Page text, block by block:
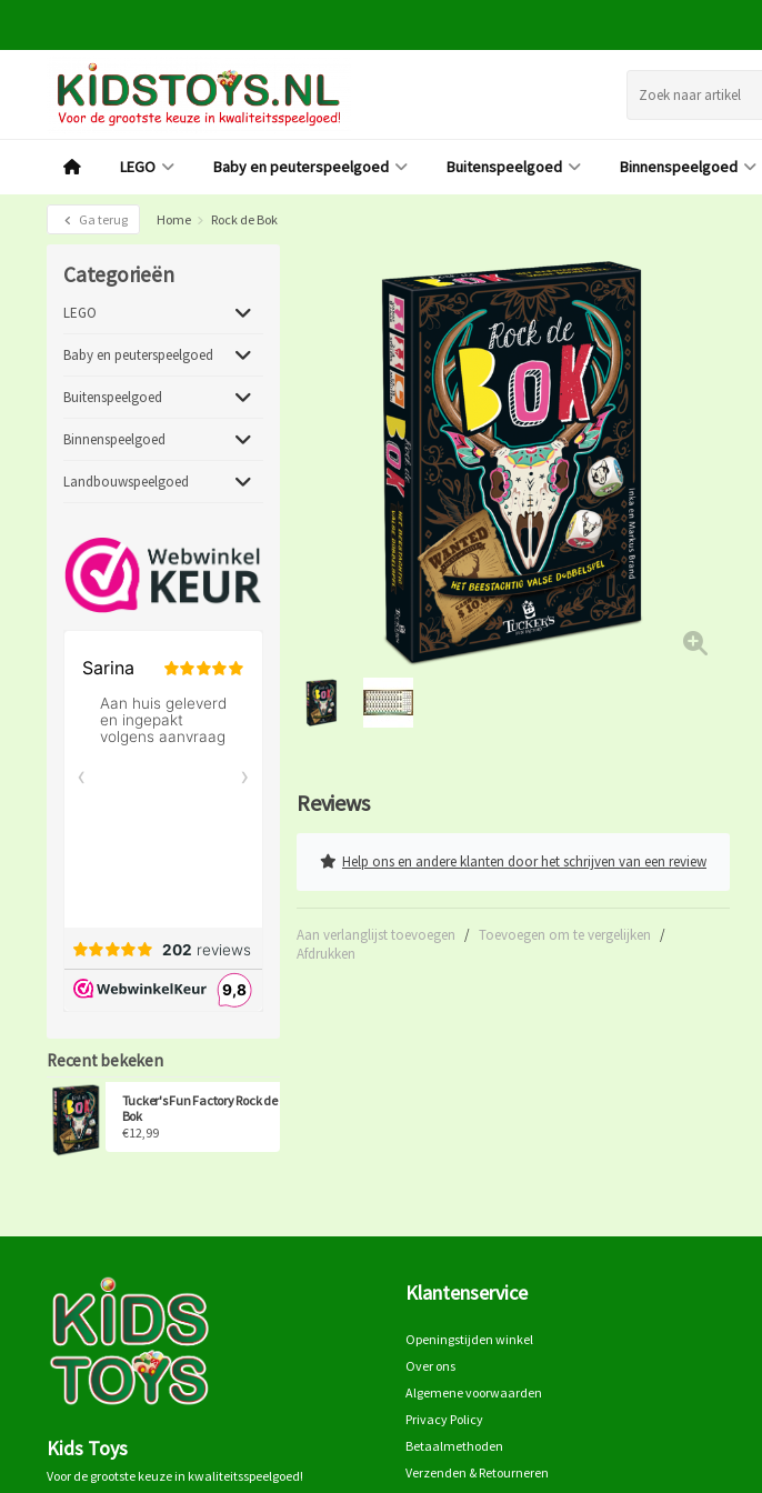
LEGO Baby en peuterspeelgoed Buitenspeelgoed Binnenspeelgoed
Ga terug Home Rock de Bok
Categorieën
LEGO
Baby en peuterspeelgoed
Buitenspeelgoed
Binnenspeelgoed
Landbouwspeelgoed
Recent bekeken
Tucker's Fun Factory Rock de
Bok
€12,99
Reviews
Help ons en andere klanten door het schrijven van een review
Aan verlanglijst toevoegen / Toevoegen om te vergelijken /
Afdrukken
Kids Toys
Voor de grootste keuze in kwaliteitsspeelgoed!
Klantenservice
Openingstijden winkel
Over ons
Algemene voorwaarden
Privacy Policy
Betaalmethoden
Verzenden & Retourneren